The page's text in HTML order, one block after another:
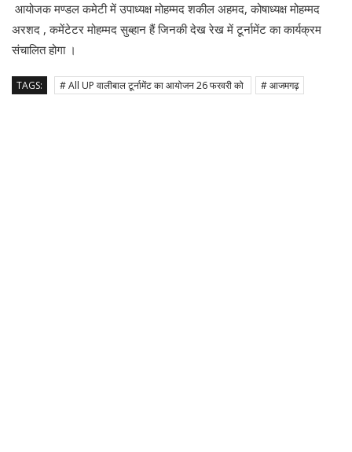
आयोजक मण्डल कमेटी में उपाध्यक्ष मोहम्मद शकील अहमद, कोषाध्यक्ष मोहम्मद
अरशद , कमेंटेटर मोहम्मद सुब्हान हैं जिनकी देख रेख में टूर्नामेंट का कार्यक्रम
संचालित होगा ।
TAGS: # All UP वालीबाल टूर्नामेंट का आयोजन 26 फरवरी को # आजमगढ़